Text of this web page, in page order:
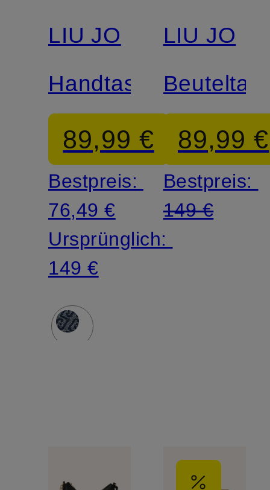
LIU JO
Handtasche
89,99 €
Bestpreis:
76,49 €
Ursprünglich:
149 €
LIU JO
89,99 €
Bestpreis:
149 €